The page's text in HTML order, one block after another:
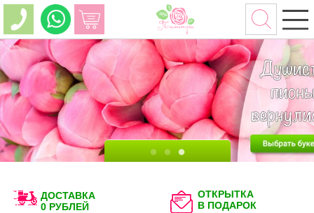
ДОСТАВКА
0 РУБЛЕЙ
ОТКРЫТКА
В ПОДАРОК